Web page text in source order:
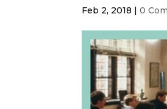
Feb 2, 2018 |0